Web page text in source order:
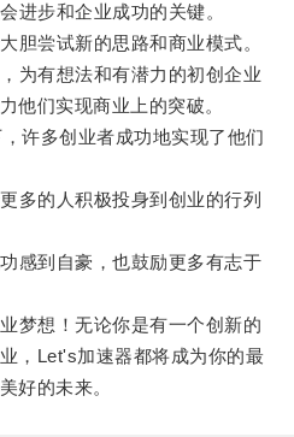
步和企业成功的关键。
尝试新的思路和商业模式。
有想法和有潜力的初创企业
他们实现商业上的突破。
多创业者成功地实现了他们
的人积极投身到创业的行列
到自豪，也鼓励更多有志于
想！无论你是有一个创新的
，Let's加速器都将成为你的最
好的未来。